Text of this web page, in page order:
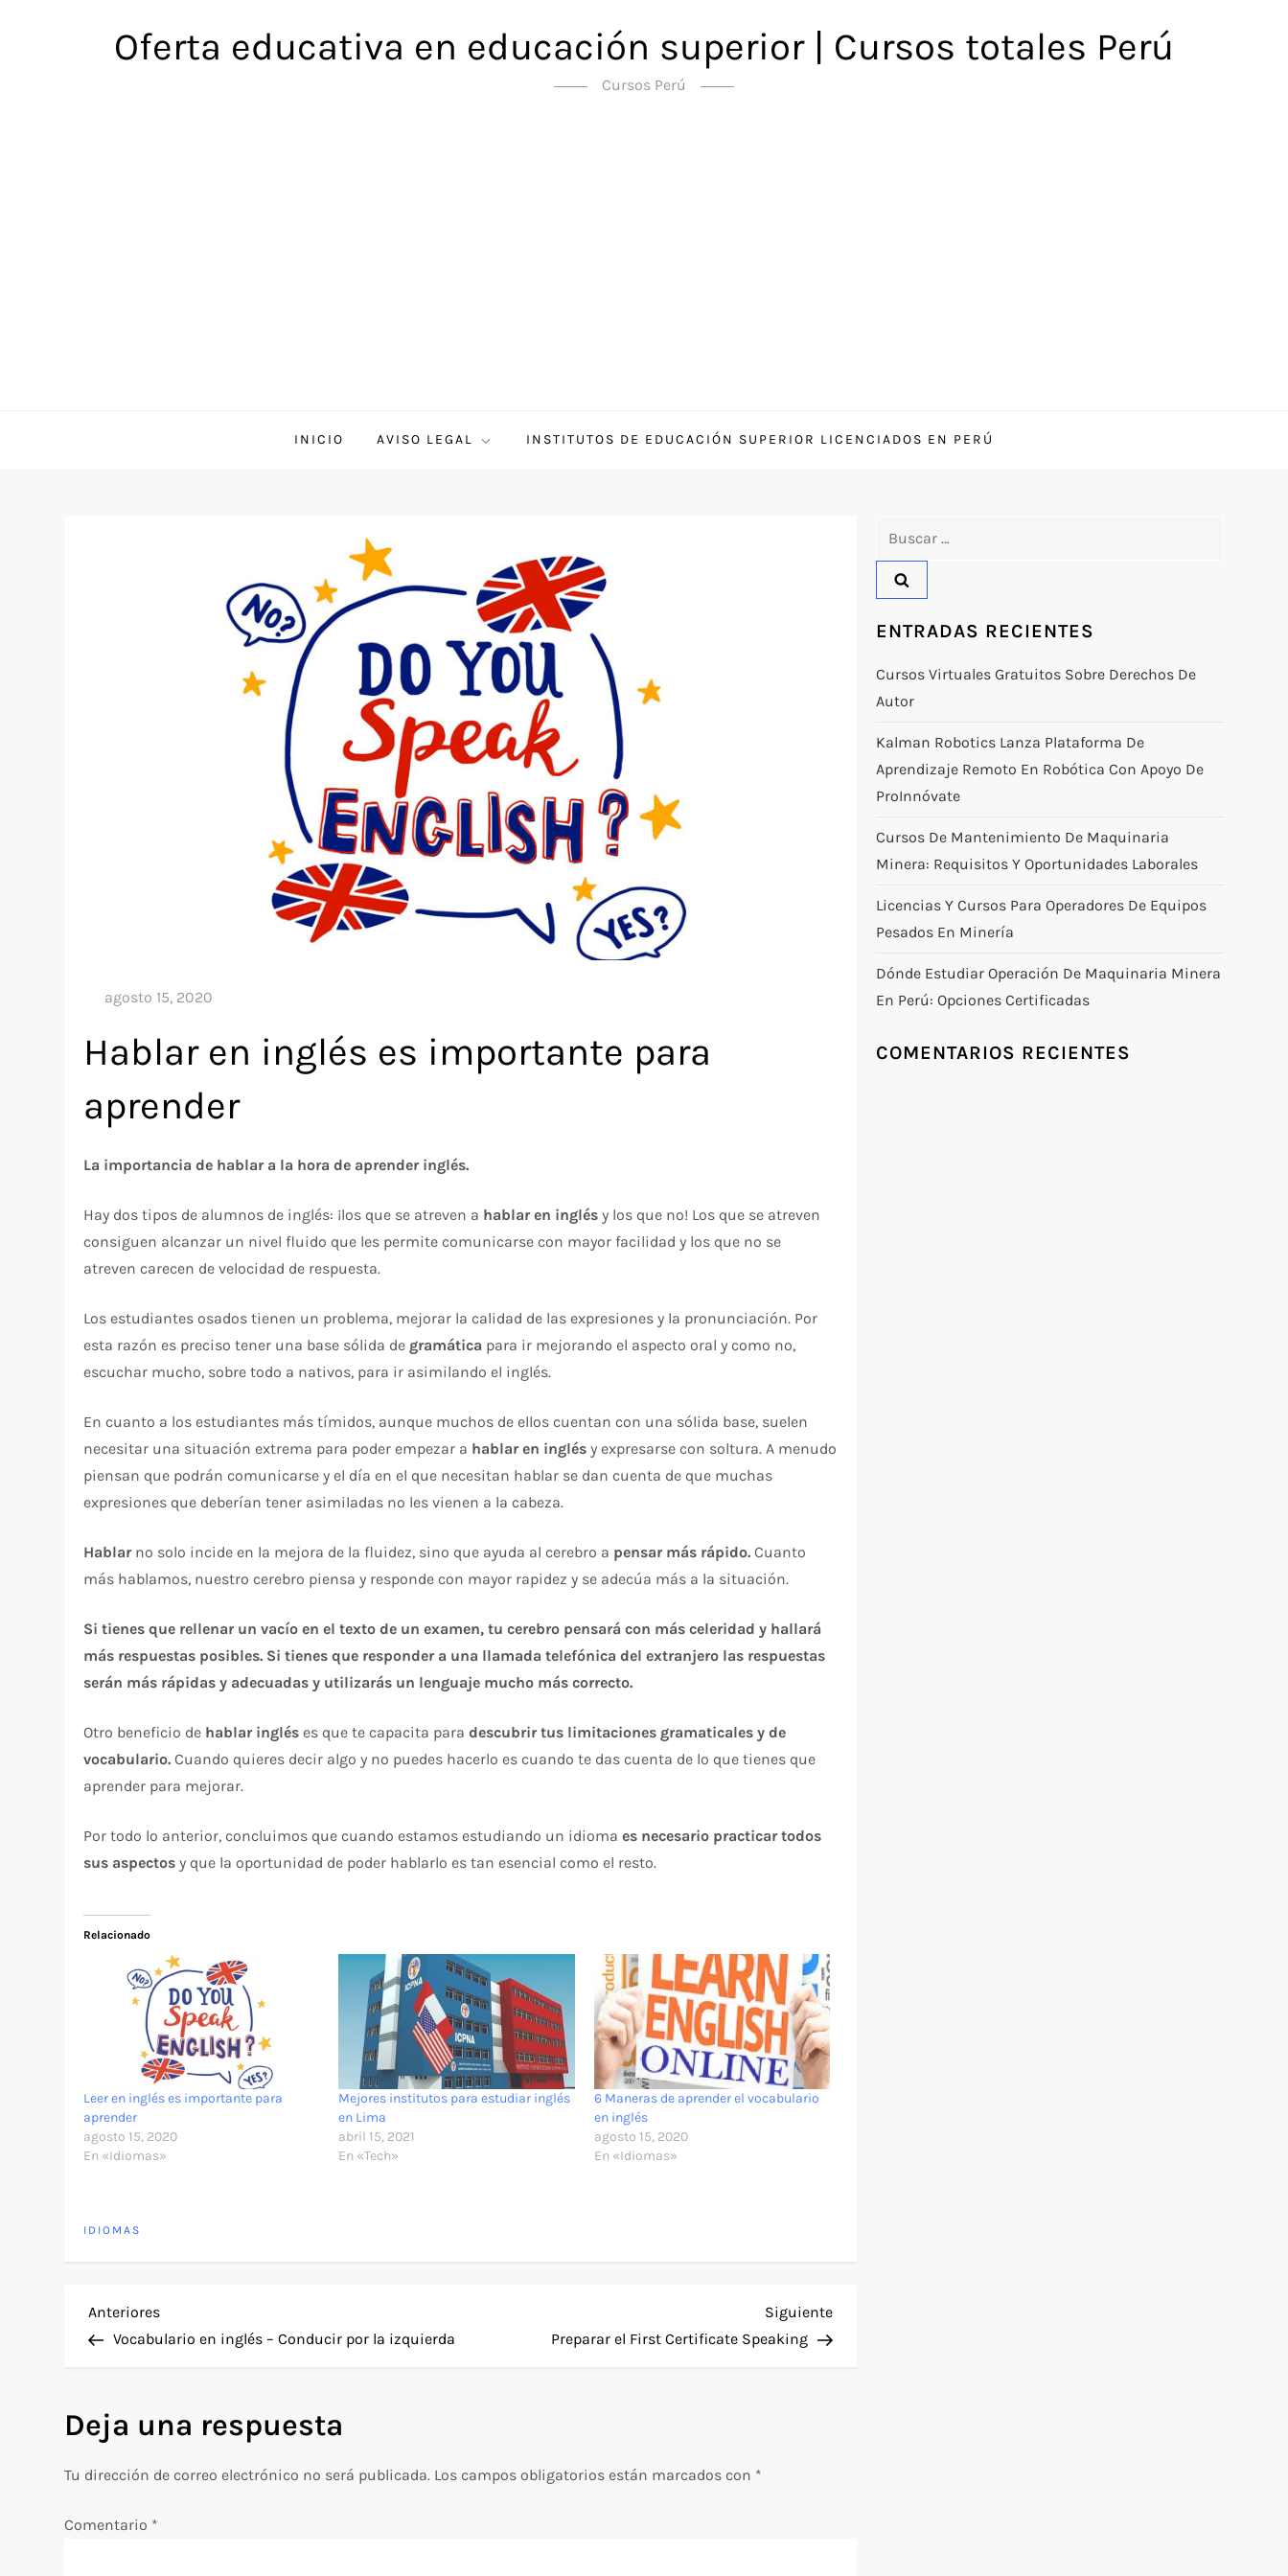
Oferta educativa en educación superior | Cursos totales Perú
Cursos Perú
INICIO AVISO LEGAL INSTITUTOS DE EDUCACIÓN SUPERIOR LICENCIADOS EN PERÚ
Hablar en inglés es importante para
aprender
La importancia de hablar a la hora de aprender inglés.
Hay dos tipos de alumnos de inglés: ¡los que se atreven a hablar en inglés y los que no! Los que se atreven
consiguen alcanzar un nivel fluido que les permite comunicarse con mayor facilidad y los que no se
atreven carecen de velocidad de respuesta.
Los estudiantes osados tienen un problema, mejorar la calidad de las expresiones y la pronunciación. Por
esta razón es preciso tener una base sólida de gramática para ir mejorando el aspecto oral y como no,
escuchar mucho, sobre todo a nativos, para ir asimilando el inglés.
En cuanto a los estudiantes más tímidos, aunque muchos de ellos cuentan con una sólida base, suelen
necesitar una situación extrema para poder empezar a hablar en inglésy expresarse con soltura. A menudo
piensan que podrán comunicarse y el día en el que necesitan hablar se dan cuenta de que muchas
expresiones que deberían tener asimiladas no les vienen a la cabeza.
Hablarno solo incide en la mejora de la fluidez, sino que ayuda al cerebro a pensar más rápido. Cuanto
más hablamos, nuestro cerebro piensa y responde con mayor rapidez y se adecúa más a la situación.
Si tienes que rellenar un vacío en el texto de un examen, tu cerebro pensará con más celeridad y hallará
más respuestas posibles. Si tienes que responder a una llamada telefónica del extranjero las respuestas
serán más rápidas y adecuadas y utilizarás un lenguaje mucho más correcto.
Otro beneficio de hablar inglés es que te capacita paradescubrir tus limitaciones gramaticales y de
vocabulario. Cuando quieres decir algo y no puedes hacerlo es cuando te das cuenta de lo que tienes que
aprender para mejorar.
Por todo lo anterior, concluimos que cuando estamos estudiando un idiomaes necesario practicar todos
sus aspectosy que la oportunidad de poder hablarlo es tan esencial como el resto.
Relacionado
Leer en inglés es importante para
aprender
agosto 15, 2020
En «Idiomas»
Mejores institutos para estudiar inglés
en Lima
abril 15, 2021
En «Tech»
6 Maneras de aprender el vocabulario
en inglés
agosto 15, 2020
En «Idiomas»
IDIOMAS
N
v
e
Entrada
anterior
Anteriores
Vocabulario en inglés – Conducir por la izquierda
Siguiente
entrada
Siguiente
Preparar el First Certificate Speaking
Deja una respuesta
Tu dirección de correo electrónico no será publicada. Los campos obligatorios están marcados con *
Comentario *
ENTRADAS RECIENTES
Cursos Virtuales Gratuitos Sobre Derechos De
Autor
Kalman Robotics Lanza Plataforma De
Aprendizaje Remoto En Robótica Con Apoyo De
ProInnóvate
Cursos De Mantenimiento De Maquinaria
Minera: Requisitos Y Oportunidades Laborales
Licencias Y Cursos Para Operadores De Equipos
Pesados En Minería
Dónde Estudiar Operación De Maquinaria Minera
En Perú: Opciones Certificadas
COMENTARIOS RECIENTES